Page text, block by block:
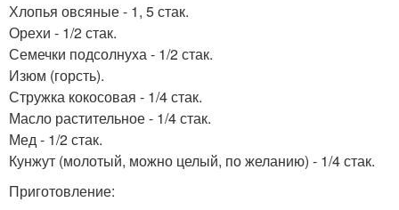
Хлопья овсяные - 1, 5 стак.
Орехи - 1/2 стак.
Семечки подсолнуха - 1/2 стак.
Изюм (горсть).
Стружка кокосовая - 1/4 стак.
Масло растительное - 1/4 стак.
Мед - 1/2 стак.
Кунжут (молотый, можно целый, по желанию) - 1/4 стак.
Приготовление: